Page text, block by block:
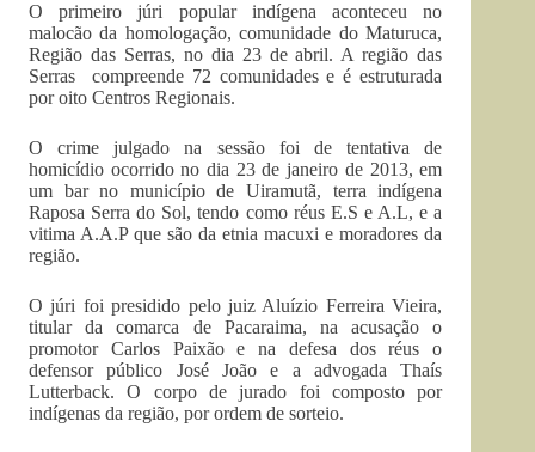
O primeiro júri popular indígena aconteceu no
malocão da homologação, comunidade do Maturuca,
Região das Serras, no dia 23 de abril. A região das
Serras compreende 72 comunidades e é estruturada
por oito Centros Regionais.
O crime julgado na sessão foi de tentativa de
homicídio ocorrido no dia 23 de janeiro de 2013, em
um bar no município de Uiramutã, terra indígena
Raposa Serra do Sol, tendo como réus E.S e A.L, e a
vitima A.A.P que são da etnia macuxi e moradores da
região.
O júri foi presidido pelo juiz Aluízio Ferreira Vieira,
titular da comarca de Pacaraima, na acusação o
promotor Carlos Paixão e na defesa dos réus o
defensor público José João e a advogada Thaís
Lutterback. O corpo de jurado foi composto por
indígenas da região, por ordem de sorteio.